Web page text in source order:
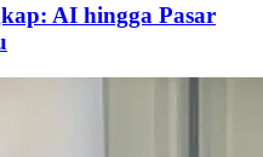
AI hingga Pasar